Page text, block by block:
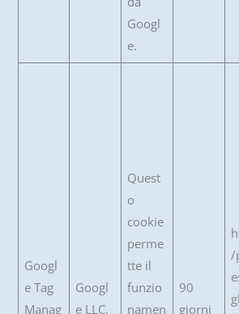
Googl
e.
Googl
e Tag
Manag
Googl
e LLC.
Quest
o
cookie
perme
tte il
funzio
namen
90
giorni
/